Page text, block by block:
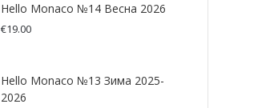
Hello Monaco №14 Весна 2026
€19.00
Hello Monaco №13 Зима 2025-
2026